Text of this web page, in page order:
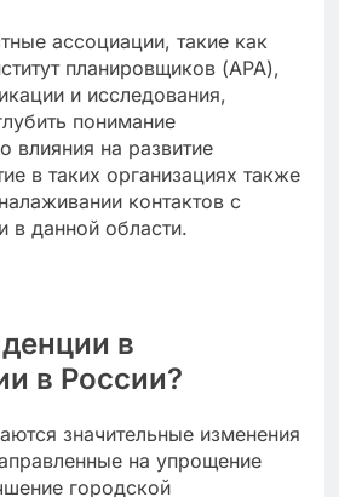
ассоциации, такие как
планировщиков (APA),
и исследования,
понимание
влияния на развитие
в таких организациях также
контактов с
в данной области.
в
в России?
значительные изменения
на упрощение
городской